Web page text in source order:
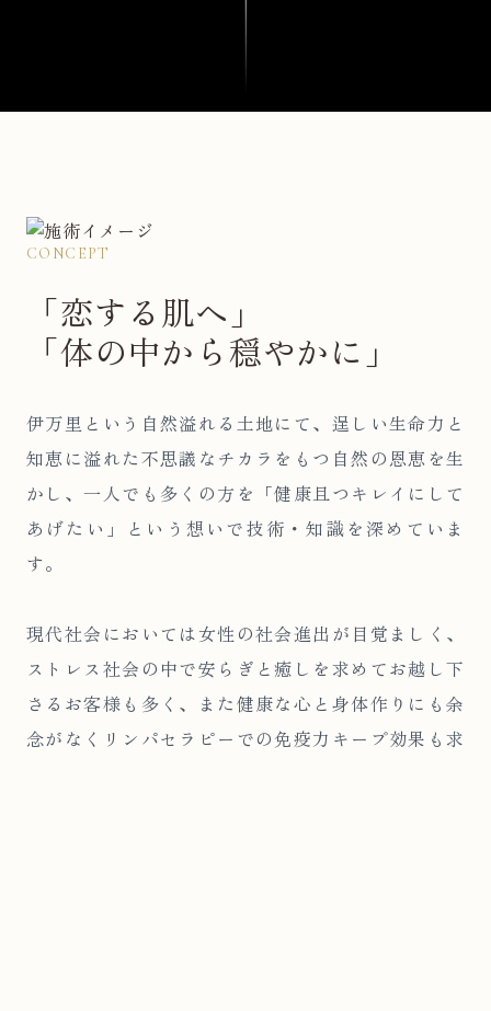
CONCEPT
「恋する肌へ」
「体の中から穏やかに」
伊万里という自然溢れる土地にて、逞しい生命力と
知恵に溢れた不思議なチカラをもつ自然の恩恵を生
かし、一人でも多くの方を「健康且つキレイにして
あげたい」という想いで技術・知識を深めていま
す。
現代社会においては女性の社会進出が目覚ましく、
ストレス社会の中で安らぎと癒しを求めてお越し下
さるお客様も多く、また健康な心と身体作りにも余
念がなくリンパセラピーでの免疫力キープ効果も求